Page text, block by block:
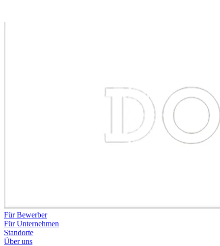
Für Bewerber
Für Unternehmen
Standorte
Über uns